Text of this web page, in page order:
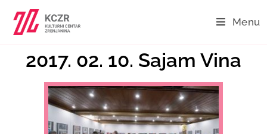
Menu
2017. 02. 10. Sajam Vina